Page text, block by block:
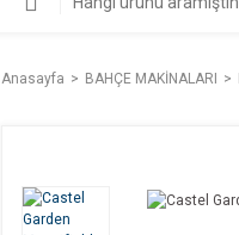
Anasayfa BAHÇE MAKİNALARI